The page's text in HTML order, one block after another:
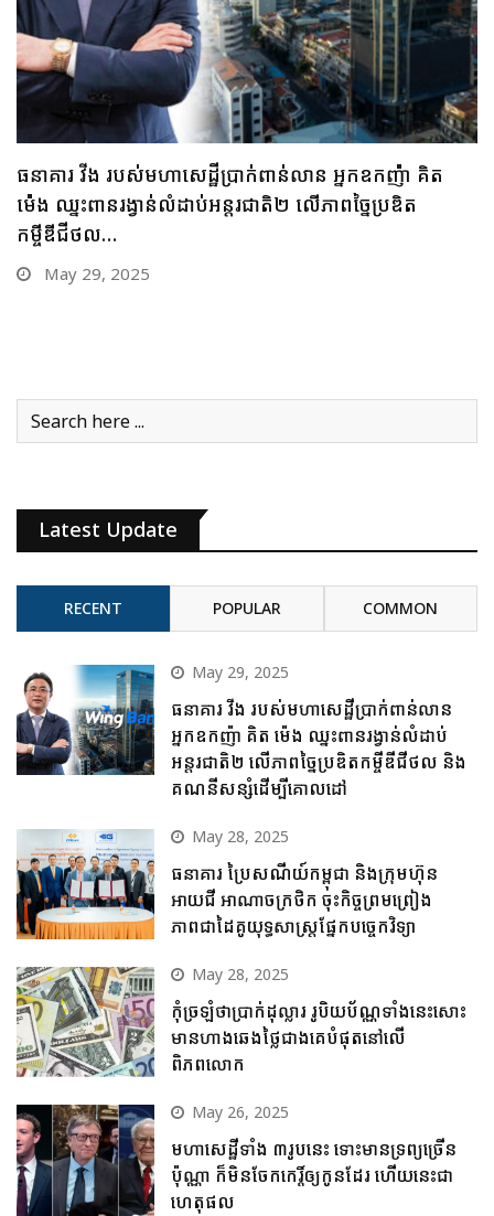
ធនាគារ ប្រៃសណីយ៍កម្ពុជា និងក្រុមហ៊ុន អាយជី អាណា
ចក្រថិក ចុះកិច្ចព្រមព្រៀងភាពជាដៃគូយុទ្ធសាស្ត្រផ្នែកបច្ចេកវិទ្យា
May 28, 2025
Latest Update
RECENT POPULAR COMMON
May 29, 2025
ធនាគារ វីង របស់មហាសេដ្ឋីប្រាក់ពាន់លាន
អ្នកឧកញ៉ា គិត ម៉េង ឈ្នះពានរង្វាន់លំដាប់
អន្តរជាតិ២ លើភាពច្នៃប្រឌិតកម្ចីឌីជីថល និង
គណនីសន្សំដើម្បីគោលដៅ
May 28, 2025
ធនាគារ ប្រៃសណីយ៍កម្ពុជា និងក្រុមហ៊ុន
អាយជី អាណាចក្រថិក ចុះកិច្ចព្រមព្រៀង
ភាពជាដៃគូយុទ្ធសាស្ត្រផ្នែកបច្ចេកវិទ្យា
May 28, 2025
កុំច្រឡំថាប្រាក់ដុល្លារ រូបិយប័ណ្ណទាំងនេះសោះ
មានហាងឆេងថ្លៃជាងគេបំផុតនៅលើ
ពិភពលោក
May 26, 2025
មហាសេដ្ឋីទាំង ៣រូបនេះ ទោះមានទ្រព្យច្រើន
ប៉ុណ្ណា ក៏មិនចែកកេរ្តិ៍ឲ្យកូនដែរ ហើយនេះជា
ហេតុផល